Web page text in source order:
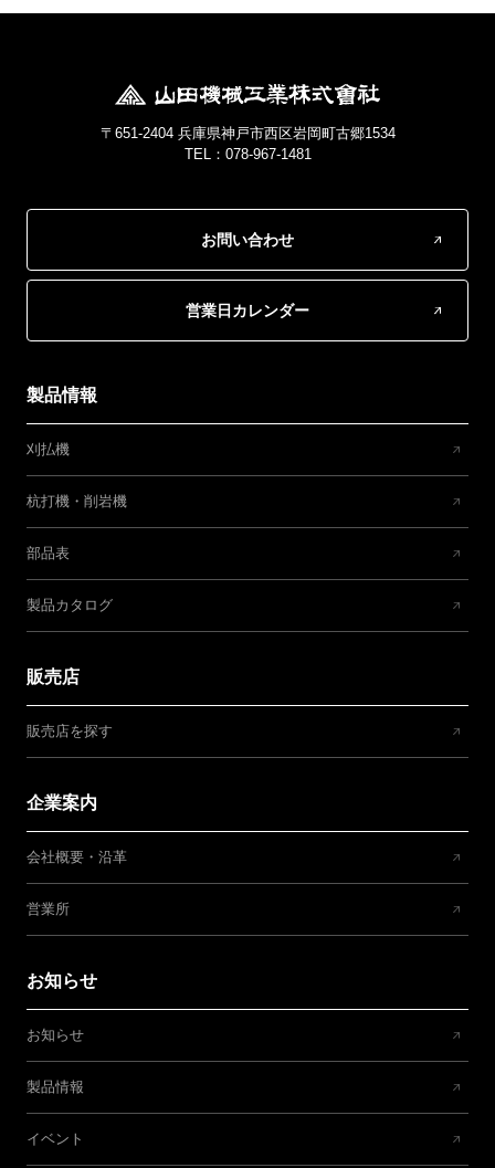
〒651-2404 兵庫県神戸市西区岩岡町古郷1534
TEL：078-967-1481
お問い合わせ
営業日カレンダー
製品情報
刈払機
杭打機・削岩機
部品表
製品カタログ
販売店
販売店を探す
企業案内
会社概要・沿革
営業所
お知らせ
お知らせ
製品情報
イベント